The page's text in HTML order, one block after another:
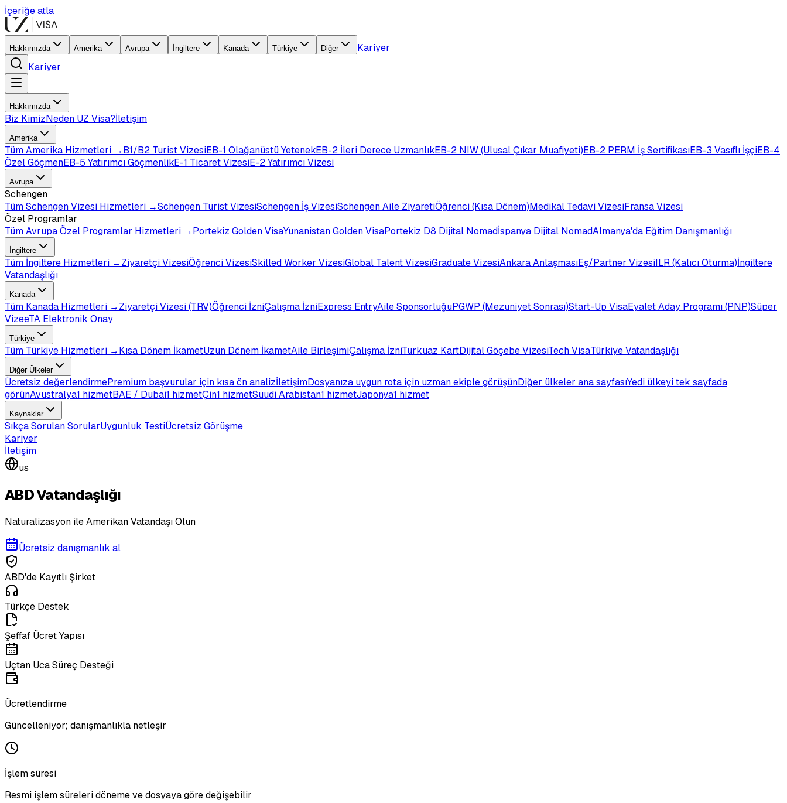
İçeriğe atla
Hakkımızda Amerika Avrupa İngiltere Kanada Türkiye Diğer
Kariyer
Kariyer
Hakkımızda
Biz KimizNeden UZ Visa?İletişim
Amerika
TümAmerika Hizmetleri →B1/B2 Turist VizesiEB-1 Olağanüstü YetenekEB-2 İleri Derece UzmanlıkEB-2 NIW (Ulusal Çıkar Muafiyeti)EB-2 PERM İş SertifikasıEB-3 Vasıflı İşçiEB-4
Özel GöçmenEB-5 Yatırımcı GöçmenlikE-1 Ticaret VizesiE-2 Yatırımcı Vizesi
Avrupa
Schengen
TümSchengen Vizesi Hizmetleri →Schengen Turist VizesiSchengen İş VizesiSchengen Aile ZiyaretiÖğrenci (Kısa Dönem)Medikal Tedavi VizesiFransa Vizesi
Özel Programlar
TümAvrupa Özel Programlar Hizmetleri →Portekiz Golden VisaYunanistan Golden VisaPortekiz D8 Dijital Nomadİspanya Dijital NomadAlmanya'da Eğitim Danışmanlığı
İngiltere
Tüm İngiltere Hizmetleri →Ziyaretçi VizesiÖğrenci VizesiSkilled Worker VizesiGlobal Talent VizesiGraduate VizesiAnkara AnlaşmasıEş/Partner VizesiILR (Kalıcı Oturma)İngiltere
Vatandaşlığı
Kanada
Tüm Kanada Hizmetleri →Ziyaretçi Vizesi (TRV)Öğrenci İzniÇalışma İzniExpress EntryAile SponsorluğuPGWP (Mezuniyet Sonrası)Start-Up VisaEyalet Aday Programı (PNP)Süper
VizeeTA Elektronik Onay
Türkiye
Tüm Türkiye Hizmetleri →Kısa Dönem İkametUzun Dönem İkametAile BirleşimiÇalışma İzniTurkuaz KartDijital Göçebe VizesiTech VisaTürkiye Vatandaşlığı
Diğer Ülkeler
Ücretsiz değerlendirmePremium başvurular için kısa ön analizİletişimDosyanıza uygun rota için uzman ekiple görüşünDiğer ülkeler ana sayfasıYedi ülkeyi tek sayfada
görünAvustralya1 hizmetBAE / Dubai1 hizmetÇin1 hizmetSuudi Arabistan1 hizmetJaponya1 hizmet
Kaynaklar
Sıkça Sorulan SorularUygunluk TestiÜcretsiz Görüşme
Kariyer
İletişim
us
ABD Vatandaşlığı
Naturalizasyon ile Amerikan Vatandaşı Olun
Ücretsiz danışmanlık al
ABD'de Kayıtlı Şirket
Türkçe Destek
Şeffaf Ücret Yapısı
Uçtan Uca Süreç Desteği
Ücretlendirme
Güncelleniyor; danışmanlıkla netleşir
İşlem süresi
Resmi işlem süreleri döneme ve dosyaya göre değişebilir